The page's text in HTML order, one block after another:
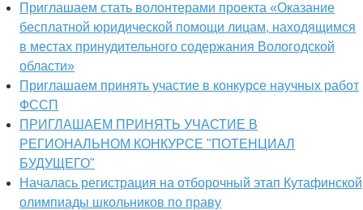
Приглашаем стать волонтерами проекта «Оказание
бесплатной юридической помощи лицам, находящимся
в местах принудительного содержания Вологодской
области»
Приглашаем принять участие в конкурсе научных работ
ФССП
ПРИГЛАШАЕМ ПРИНЯТЬ УЧАСТИЕ В
РЕГИОНАЛЬНОМ КОНКУРСЕ "ПОТЕНЦИАЛ
БУДУЩЕГО"
Началась регистрация на отборочный этап Кутафинской
олимпиады школьников по праву